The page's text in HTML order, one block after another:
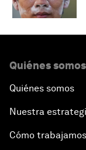
Quiénes somos
Quiénes somos
Nuestra
Cómo trabajamos